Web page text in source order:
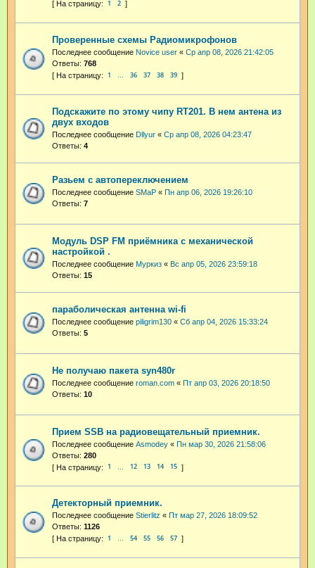
1 2
Проверенные схемы Радиомикрофонов
Последнее сообщение Novice user « Ср апр 08, 2026 21:42:05
Ответы: 768
1 … 36 37 38 39
Подскажите по этому чипу RT201. В нем антена из
двух входов
Последнее сообщение Dllyur « Ср апр 08, 2026 04:23:47
Ответы: 4
Разьем с автопереключением
Последнее сообщение SMaP « Пн апр 06, 2026 19:26:10
Ответы: 7
Модуль DSP FM приёмника c механической
настройкой .
Последнее сообщение Муркиз « Вс апр 05, 2026 23:59:18
Ответы: 15
параболическая антенна wi-fi
Последнее сообщение piligrim130 « Сб апр 04, 2026 15:33:24
Ответы: 5
Не получаю пакета syn480r
Последнее сообщение roman.com « Пт апр 03, 2026 20:18:50
Ответы: 10
Прием SSB на радиовещательный приемник.
Последнее сообщение Asmodey « Пн мар 30, 2026 21:58:06
Ответы: 280
1 12 13 14 15
Детекторный приемник.
Последнее сообщение Stierlitz « Пт мар 27, 2026 18:09:52
Ответы: 1126
1 … 54 55 56 57